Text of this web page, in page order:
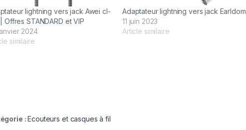
lightning vers jack Awei cl-
| Offres STANDARD et VIP
2024
similaire
Adaptateur lightning vers jack Earldom
11 juin 2023
Article similaire
:Ecouteurs et casques à fil